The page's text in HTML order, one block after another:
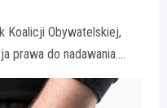
Koalicji Obywatelskiej,
prawa do nadawania.…